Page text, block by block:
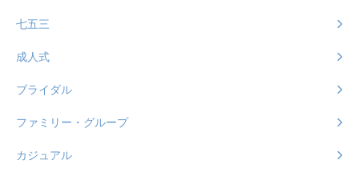
七五三
成人式
ブライダル
ファミリー・グループ
カジュアル